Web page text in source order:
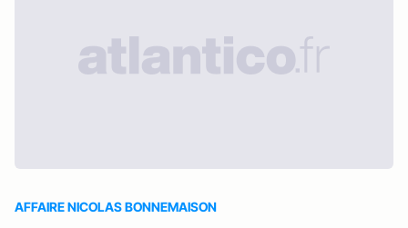
AFFAIRE NICOLAS BONNEMAISON